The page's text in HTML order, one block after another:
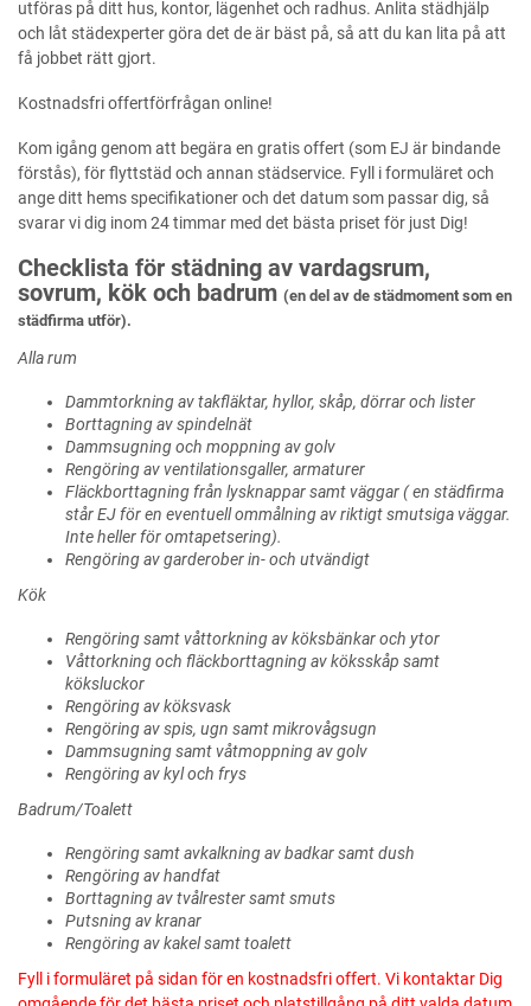
utföras på ditt hus, kontor, lägenhet och radhus. Anlita städhjälp
och låt städexperter göra det de är bäst på, så att du kan lita på att
få jobbet rätt gjort.
Kostnadsfri offertförfrågan online!
Kom igång genom att begära en gratis offert (som EJ är bindande
förstås), för flyttstäd och annan städservice. Fyll i formuläret och
ange ditt hems specifikationer och det datum som passar dig, så
svarar vi dig inom 24 timmar med det bästa priset för just Dig!
Checklista för städning av vardagsrum,
sovrum, kök och badrum (en del av de städmoment som en
städfirma utför).
Alla rum
Dammtorkning av takfläktar, hyllor, skåp, dörrar och lister
Borttagning av spindelnät
Dammsugning och moppning av golv
Rengöring av ventilationsgaller, armaturer
Fläckborttagning från lysknappar samt väggar ( en städfirma
står EJ för en eventuell ommålning av riktigt smutsiga väggar.
Inte heller för omtapetsering).
Rengöring av garderober in- och utvändigt
Kök
Rengöring samt våttorkning av köksbänkar och ytor
Våttorkning och fläckborttagning av köksskåp samt
köksluckor
Rengöring av köksvask
Rengöring av spis, ugn samt mikrovågsugn
Dammsugning samt våtmoppning av golv
Rengöring av kyl och frys
Badrum/Toalett
Rengöring samt avkalkning av badkar samt dush
Rengöring av handfat
Borttagning av tvålrester samt smuts
Putsning av kranar
Rengöring av kakel samt toalett
Fyll i formuläret på sidan för en kostnadsfri offert. Vi kontaktar Dig